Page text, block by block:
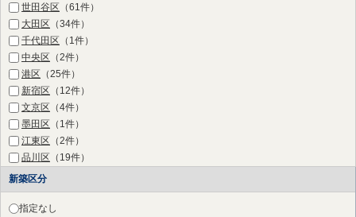
世田谷区 （61件）
大田区 （34件）
千代田区 （1件）
中央区 （2件）
港区 （25件）
新宿区 （12件）
文京区 （4件）
墨田区 （1件）
江東区 （2件）
品川区 （19件）
目黒区
渋谷区（27件）
中野区（2件）
新築区分
指定なし